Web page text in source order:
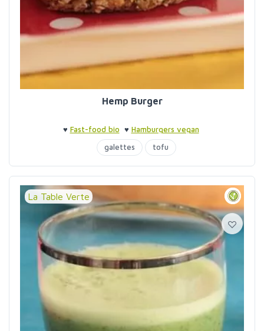
Hemp Burger
♥ Fast-food bio ♥ Hamburgers vegan
galettes
tofu
La Table Verte